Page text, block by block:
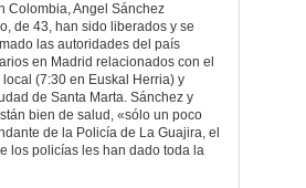
Colombia, Angel Sánchez
de 43, han sido liberados y se
las autoridades del país
en Madrid relacionados con el
(7:30 en Euskal Herria) y
de Santa Marta. Sánchez y
bien de salud, «sólo un poco
de la Policía de La Guajira, el
los policías les han dado toda la